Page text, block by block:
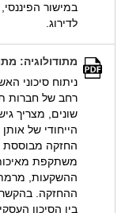
במישור
לדירוג.
מתודולוגיה:
ניתוח סיכוני
רחב של חברות
שונים, מצריך
הייחודי של
החזקה מבוססת
משתקפת מאיכות
ההשקעות,
ההחזקה. בהקשר
בין הסיכון